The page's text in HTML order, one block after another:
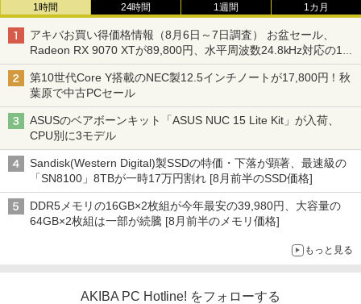
1時間 24時間 1週間 1カ月
アキバお買い得価格情報（8月6日～7日調査） お盆セール、
Radeon RX 9070 XTが89,800円、水平周波数24.8kHz対応の17
型モニターが9,801円、暑さ指数連動セール ほか
第10世代Core Y搭載のNEC製12.5インチノートが17,800円！秋
葉原で中古PCセール
ASUSのベアボーンキット「ASUS NUC 15 Lite Kit」が入荷、
CPU別に3モデル
Sandisk(Western Digital)製SSDの特価・下落が顕著、最速級の
「SN8100」8TBが一時17万円割れ [8月前半のSSD価格]
DDR5メモリの16GB×2枚組が今年最安の39,980円、大容量の
64GB×2枚組は一部が続騰 [8月前半のメモリ価格]
もっと見る
AKIBA PC Hotline! をフォローする